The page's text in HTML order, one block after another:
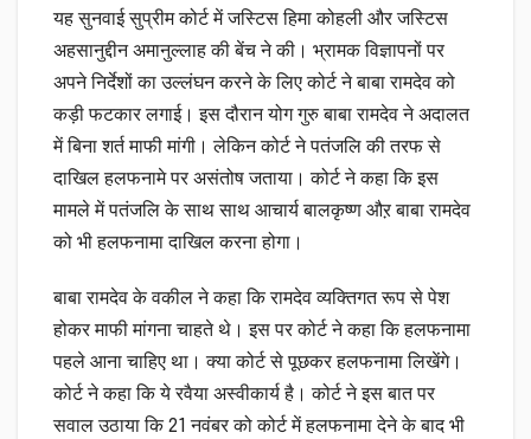
यह सुनवाई सुप्रीम कोर्ट में जस्टिस हिमा कोहली और जस्टिस
अहसानुद्दीन अमानुल्लाह की बेंच ने की। भ्रामक विज्ञापनों पर
अपने निर्देशों का उल्लंघन करने के लिए कोर्ट ने बाबा रामदेव को
कड़ी फटकार लगाई। इस दौरान योग गुरु बाबा रामदेव ने अदालत
में बिना शर्त माफी मांगी। लेकिन कोर्ट ने पतंजलि की तरफ से
दाखिल हलफनामे पर असंतोष जताया। कोर्ट ने कहा कि इस
मामले में पतंजलि के साथ साथ आचार्य बालकृष्ण औऱ बाबा रामदेव
को भी हलफनामा दाखिल करना होगा।
बाबा रामदेव के वकील ने कहा कि रामदेव व्यक्तिगत रूप से पेश
होकर माफी मांगना चाहते थे। इस पर कोर्ट ने कहा कि हलफनामा
पहले आना चाहिए था। क्या कोर्ट से पूछकर हलफनामा लिखेंगे।
कोर्ट ने कहा कि ये रवैया अस्वीकार्य है। कोर्ट ने इस बात पर
सवाल उठाया कि 21 नवंबर को कोर्ट में हलफनामा देने के बाद भी